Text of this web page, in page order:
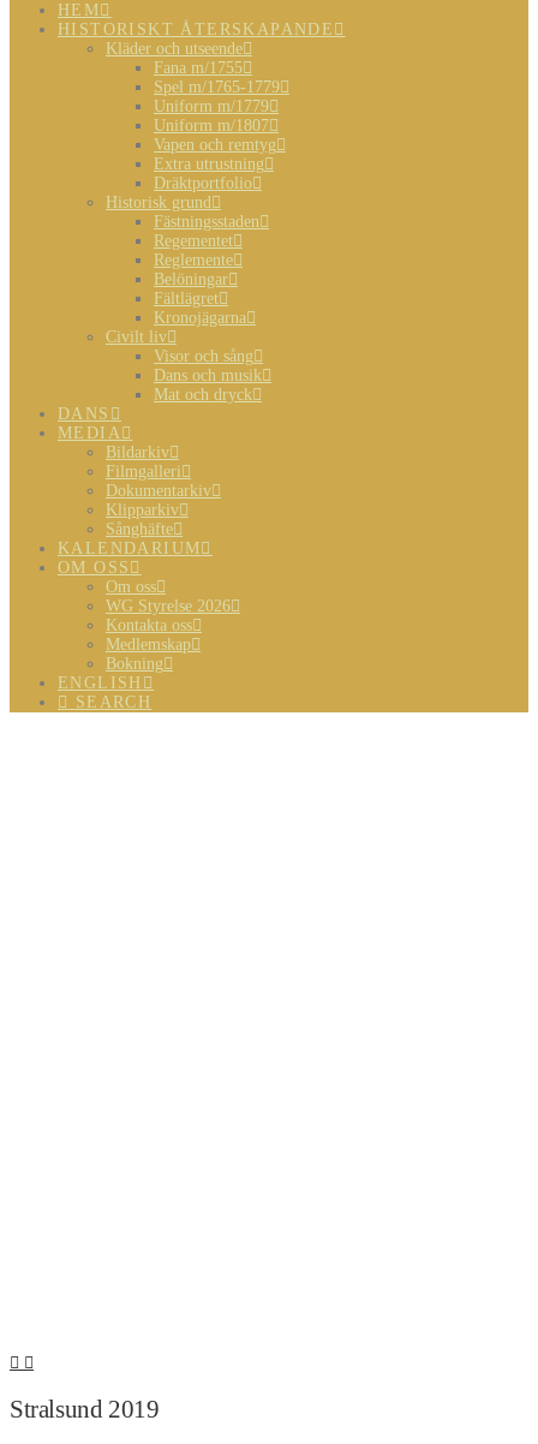
HEM
HISTORISKT ÅTERSKAPANDE
Kläder och utseende
Fana m/1755
Spel m/1765-1779
Uniform m/1779
Uniform m/1807
Vapen och remtyg
Extra utrustning
Dräktportfolio
Historisk grund
Fästningsstaden
Regementet
Reglemente
Belöningar
Fältlägret
Kronojägarna
Civilt liv
Visor och sång
Dans och musik
Mat och dryck
DANS
MEDIA
Bildarkiv
Filmgalleri
Dokumentarkiv
Klipparkiv
Sånghäfte
KALENDARIUM
OM OSS
Om oss
WG Styrelse 2026
Kontakta oss
Medlemskap
Bokning
ENGLISH
SEARCH
Stralsund 2019